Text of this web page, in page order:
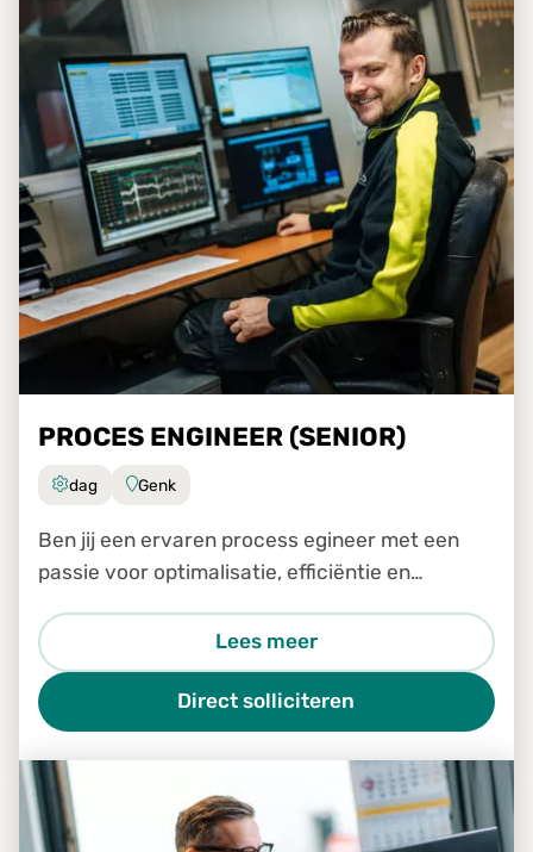
PROCES ENGINEER (SENIOR)
dag Genk
Ben jij een ervaren process egineer met een
passie voor optimalisatie, efficiëntie en
transformatieteam een sleutelrol spelen in het
analyseren, verbeteren e
Lees meer
Direct solliciteren